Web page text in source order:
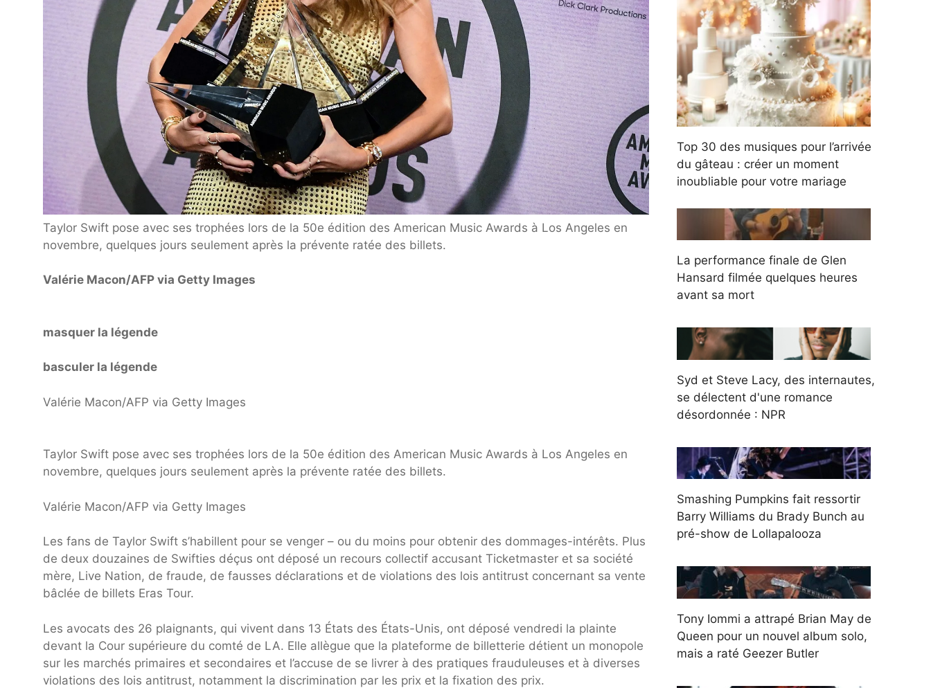
Taylor Swift pose avec ses trophées lors de la 50e édition des American Music Awards à Los Angeles en
novembre, quelques jours seulement après la prévente ratée des billets.
Valérie Macon/AFP via Getty Images
masquer la légende
basculer la légende
Valérie Macon/AFP via Getty Images
Taylor Swift pose avec ses trophées lors de la 50e édition des American Music Awards à Los Angeles en
novembre, quelques jours seulement après la prévente ratée des billets.
Valérie Macon/AFP via Getty Images
Les fans de Taylor Swift s’habillent pour se venger – ou du moins pour obtenir des dommages-intérêts. Plus
de deux douzaines de Swifties déçus ont déposé un recours collectif accusant Ticketmaster et sa société
mère, Live Nation, de fraude, de fausses déclarations et de violations des lois antitrust concernant sa vente
bâclée de billets Eras Tour.
Les avocats des 26 plaignants, qui vivent dans 13 États des États-Unis, ont déposé vendredi la plainte
devant la Cour supérieure du comté de LA. Elle allègue que la plateforme de billetterie détient un monopole
sur les marchés primaires et secondaires et l’accuse de se livrer à des pratiques frauduleuses et à diverses
violations des lois antitrust, notamment la discrimination par les prix et la fixation des prix.
Top 30 des musiques pour l’arrivée
du gâteau : créer un moment
inoubliable pour votre mariage
La performance finale de Glen
Hansard filmée quelques heures
avant sa mort
Syd et Steve Lacy, des internautes,
se délectent d'une romance
désordonnée : NPR
Smashing Pumpkins fait ressortir
Barry Williams du Brady Bunch au
pré-show de Lollapalooza
Tony Iommi a attrapé Brian May de
Queen pour un nouvel album solo,
mais a raté Geezer Butler